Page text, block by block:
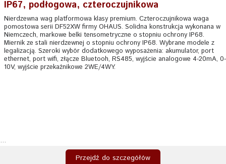
IP67, podłogowa, czteroczujnikowa
Nierdzewna wag platformowa klasy premium. Czteroczujnikowa waga
pomostowa serii DF52XW firmy OHAUS. Solidna konstrukcja wykonana w
Niemczech, markowe belki tensometryczne o stopniu ochrony IP68.
Miernik ze stali nierdzewnej o stopniu ochrony IP68. Wybrane modele z
legalizacją. Szeroki wybór dodatkowego wyposażenia: akumulator, port
ethernet, port wifi, złącze Bluetooh, RS485, wyjście analogowe 4-20mA, 0-
10V, wyjście przekaźnikowe 2WE/4WY.
...
Przejdź do szczegółów